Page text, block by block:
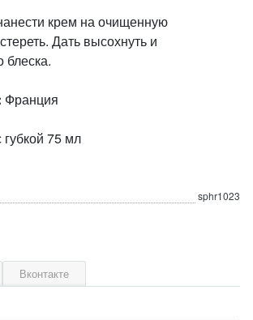
крем на очищенную
Дать высохнуть и
блеска.
Франция
75 мл
sphr1023
Вконтакте